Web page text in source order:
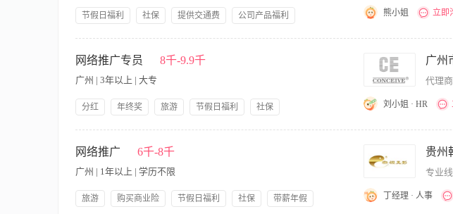
能力； 2、热爱互联网运营创意和策划工作，思维活跃，想象力丰富； 3、责任心强、思维敏捷、接
受运营工作压力； 4、具备社群运营的思维和能力，有相关工作经验者优先。 5、熟悉互联网运营流
一系列完整运营工作； 6、对运营数据敏感，根据数据变化随时调整运营策略；
节假日福利 社保 提供交通费
公司产品福利
熊小姐 立即
执行上级安排的各种网站seo排名优化任务，协助进行关键字研究，网页目标关键字修正，跟进各项
2、了解搜索引擎优化SEO的原理和策略，掌握搜索引擎的基本排名规律及优化技巧，并有实际操作
字优化策略和方案，并持续改进； 4、掌握网站内部优化，外部优化的常用方法，能利用论坛、博客
流量分析工具，能定期对相关数据进行有效分析； 6、具有高度的责任感、良好的沟通技巧和团队合
虑。
网络推广专员 8千-9.9千
广州 | 3年以上 | 大专
分红 年终奖 旅游 节假日福利
社保
代理
刘小姐 · HR
确认需求，按时保质完成网站推广任务； 4、评估、分析网站的关键词等，提高网站排名，利用多种
合作，负责日常合作网站的管理及维护； 6、开发拓展合作的网络媒体，提出网站运营的改进意见和
新兴网络功能，能够在各类网站宣传推广公司产品。 8、协助编辑完成网站页面的美工设计，网站
户资料的收集和汇总; 10、负责在第三方网络平台注册及发布公司和产品信息并搜集客户信息。 任职
2、熟悉网络营销渠道，拥有较丰富的网络推广经验和互联网资源; 3、善于利用多种网络推广手段，
网络推广 6千-8千
广州 | 1年以上 | 学历不限
旅游 购买商业险 节假日福利 社保
带薪年假
贵州
专业
丁经理 · 人事